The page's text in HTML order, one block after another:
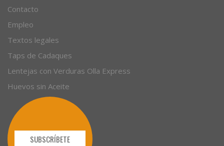
Contacto
Empleo
Textos legales
Taps de Cadaques
Lentejas con Verduras Olla Express
Huevos sin Aceite
SUBSCRÍBETE